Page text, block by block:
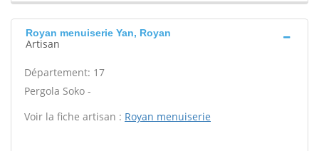
Royan menuiserie Yan, Royan
Artisan
Département: 17
Pergola Soko -
Voir la fiche artisan : Royan menuiserie